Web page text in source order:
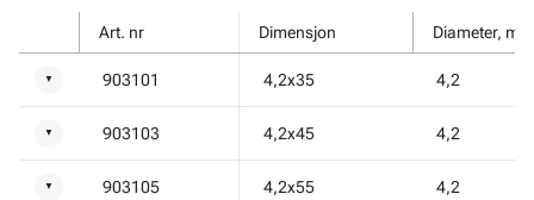
Art. nr Dimensjon Diameter, mm
▼ 903101 4,2x35 4,2
▼ 903103 4,2x45 4,2
▼ 903105 4,2x55 4,2